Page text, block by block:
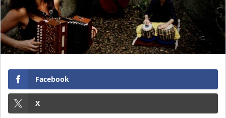
Facebook
X